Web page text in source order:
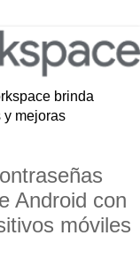
brinda
y mejoras
Android con
móviles